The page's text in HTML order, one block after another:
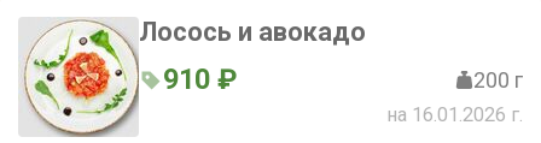
Лосось и авокадо
910 ₽ 200 г
на 16.01.2026 г.